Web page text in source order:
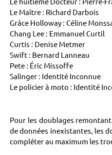
Le Maître : Richard Darbois
Grâce Holloway : Céline
Chang Lee : Emmanuel Curtil
Curtis : Denise Metmer
Swift : Bernard Lanneau
Pete : Éric Missoffe
Salinger : Identité Inconnue
Le policier à moto : Identité
Pour les doublages
de données inexistantes, les
compléter au maximum les